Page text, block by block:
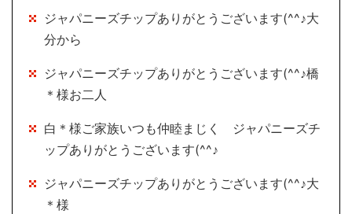
ジャパニーズチップありがとうございます(^^♪大
分から
ジャパニーズチップありがとうございます(^^♪橋
＊様お二人
白＊様ご家族いつも仲睦まじく ジャパニーズチ
ップありがとうございます(^^♪
ジャパニーズチップありがとうございます(^^♪大
＊様